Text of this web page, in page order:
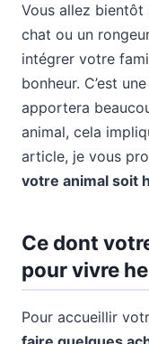
Vous allez bientôt
chat ou un
intégrer votre
bonheur. C’est
apportera
animal, cela
article, je vous
votre animal soit
Ce dont
pour vivre
Pour accueillir